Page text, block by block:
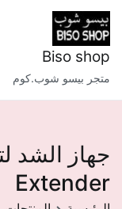
تخطى
إلى
المحتوى
Biso shop
متجر بيسو شوب.كوم
Extender